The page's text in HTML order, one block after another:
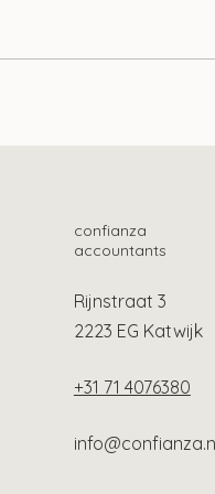
confianza
accountants
Rijnstraat 3
2223 EG Katwijk
+31 71 4076380